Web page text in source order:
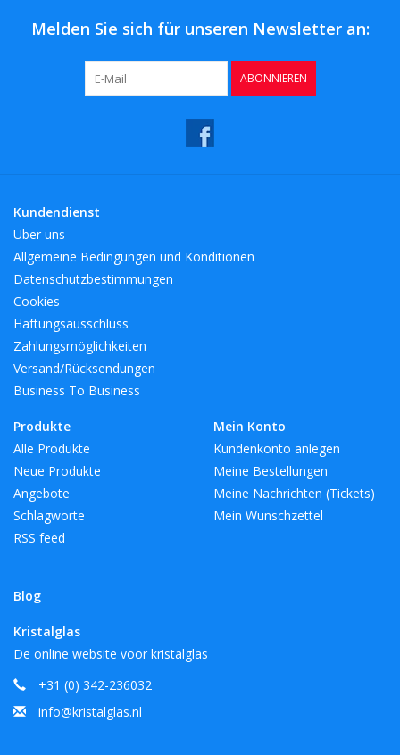
Melden Sie sich für unseren Newsletter an:
ABONNIEREN
Kundendienst
Über uns
Allgemeine Bedingungen und Konditionen
Datenschutzbestimmungen
Cookies
Haftungsausschluss
Zahlungsmöglichkeiten
Versand/Rücksendungen
Business To Business
Produkte
Alle Produkte
Neue Produkte
Angebote
Schlagworte
RSS feed
Blog
Mein Konto
Kundenkonto anlegen
Meine Bestellungen
Meine Nachrichten (Tickets)
Mein Wunschzettel
Kristalglas
De online website voor kristalglas
+31 (0) 342-236032
info@kristalglas.nl